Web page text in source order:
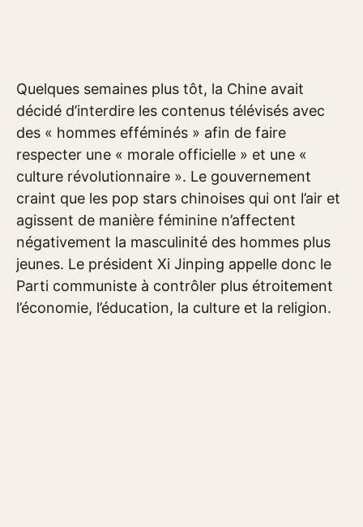
Quelques semaines plus tôt, la Chine avait
décidé d’interdire les contenus télévisés avec
des « hommes efféminés » afin de faire
respecter une « morale officielle » et une «
culture révolutionnaire ». Le gouvernement
craint que les pop stars chinoises qui ont l’air et
agissent de manière féminine n’affectent
négativement la masculinité des hommes plus
jeunes. Le président Xi Jinping appelle donc le
Parti communiste à contrôler plus étroitement
l’économie, l’éducation, la culture et la religion.